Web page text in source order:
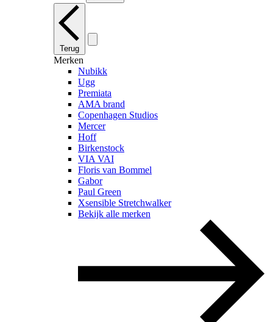
Terug
Merken
Nubikk
Ugg
Premiata
AMA brand
Copenhagen Studios
Mercer
Hoff
Birkenstock
VIA VAI
Floris van Bommel
Gabor
Paul Green
Xsensible Stretchwalker
Bekijk alle merken